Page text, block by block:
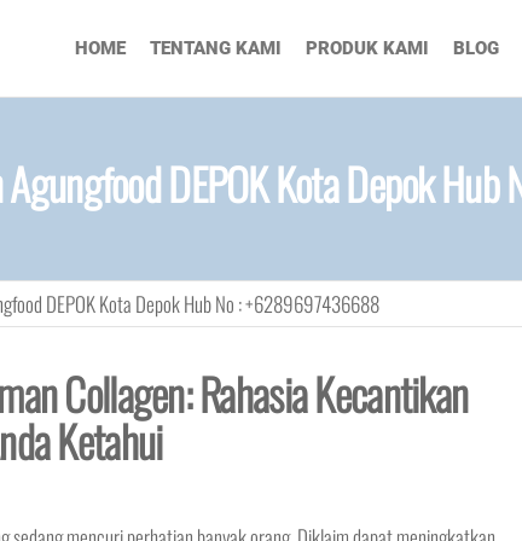
HOME TENTANG KAMI PRODUK KAMI BLOG
Agungfood DEPOK Kota Depok
DEPOK Kota Depok Hub No : +6289697436688
Collagen: Rahasia Kecantikan
Ketahui